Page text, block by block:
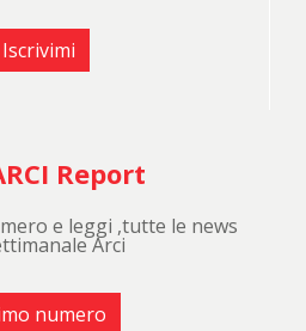
Iscrivimi
Report
e leggi ,tutte le news
Arci
numero